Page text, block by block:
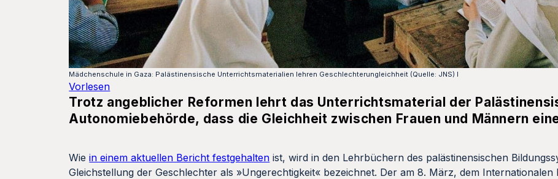
Mädchenschule in Gaza: Palästinensische Unterrichtsmaterialien lehren Geschlechterungleichheit (Quelle: JNS) l
Vorlesen
Trotz angeblicher Reformen lehrt das Unterrichtsmaterial der
Autonomiebehörde, dass die Gleichheit zwischen Frauen und Männern
Wiein einem aktuellen Bericht festgehalten ist, wird in den Lehrbüchern des palästinensischen
Gleichstellung der Geschlechter als »Ungerechtigkeit« bezeichnet. Der am 8. März, dem Internationalen